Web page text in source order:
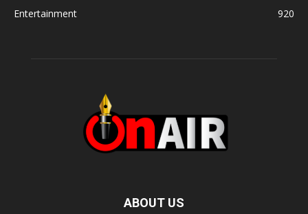
Entertainment
920
ABOUT US